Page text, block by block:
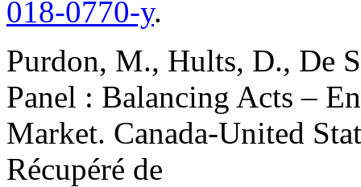
018-0770-y.
Purdon, M., Hults, D., De
Panel : Balancing Acts –
Market. Canada-United
Récupéré de